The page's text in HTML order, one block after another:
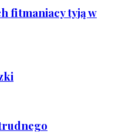
fitmaniacy tyją w